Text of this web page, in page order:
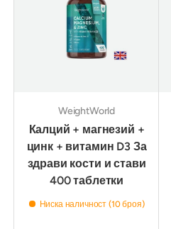
WeightWorld
Калций + магнезий +
цинк + витамин D3 За
здрави кости и стави
400 таблетки
Ниска наличност (10 броя)